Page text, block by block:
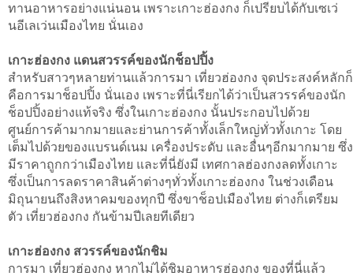
ทานอาหารอย่างแน่นอน เพราะเกาะฮ่องกง ก็เปรียบได้กับเซเว่
นอีเลเว่นเมืองไทย นั่นเอง
เกาะฮ่องกง แดนสวรรค์ของนักช็อปปิ้ง
สำหรับสาวๆหลายท่านแล้วการมา เที่ยวฮ่องกง จุดประสงค์หลักก็
คือการมาช็อปปิ้ง นั่นเอง เพราะที่นี่เรียกได้ว่าเป็นสวรรค์ของนัก
ช็อปปิ้งอย่างแท้จริง ซึ่งในเกาะฮ่องกง นั้นประกอบไปด้วย
ศูนย์การค้ามากมายและย่านการค้าทั้งเล็กใหญ่ทั่วทั้งเกาะ โดย
เต็มไปด้วยของแบรนด์เนม เครื่องประดับ และอื่นๆอีกมากมาย ซึ่ง
มีราคาถูกกว่าเมืองไทย และที่นี่ยังมี เทศกาลฮ่องกงลดทั้งเกาะ
ซึ่งเป็นการลดราคาสินค้าต่างๆทั่วทั้งเกาะฮ่องกง ในช่วงเดือน
มิถุนายนถึงสิงหาคมของทุกปี ซึ่งขาช็อปเมืองไทย ต่างก็เตรียม
ตัว เที่ยวฮ่องกง กันข้ามปีเลยทีเดียว
เกาะฮ่องกง สวรรค์ของนักชิม
การมา เที่ยวฮ่องกง หากไม่ได้ชิมอาหารฮ่องกง ของที่นี่แล้ว